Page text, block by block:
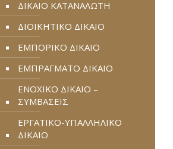
ΔΙΚΑΙΟ ΚΑΤΑΝΑΛΩΤΗ
ΔΙΟΙΚΗΤΙΚΟ ΔΙΚΑΙΟ
ΕΜΠΟΡΙΚΟ ΔΙΚΑΙΟ
ΕΜΠΡΑΓΜΑΤΟ ΔΙΚΑΙΟ
ΕΝΟΧΙΚΟ ΔΙΚΑΙΟ –
ΣΥΜΒΑΣΕΙΣ
ΕΡΓΑΤΙΚΟ-ΥΠΑΛΛΗΛΙΚΟ
ΔΙΚΑΙΟ